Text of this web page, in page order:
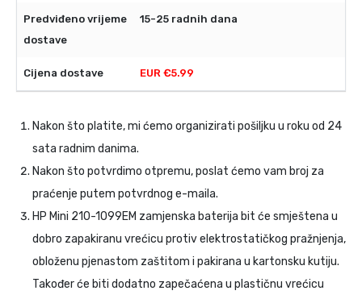
15-25 radnih dana
EUR €5.99
Nakon što platite, mi ćemo organizirati pošiljku u roku od 24
sata radnim danima.
Nakon što potvrdimo otpremu, poslat ćemo vam broj za
praćenje putem potvrdnog e-maila.
HP Mini 210-1099EM zamjenska baterija bit će smještena u
dobro zapakiranu vrećicu protiv elektrostatičkog pražnjenja,
obloženu pjenastom zaštitom i pakirana u kartonsku kutiju.
Također će biti dodatno zapečaćena u plastičnu vrećicu